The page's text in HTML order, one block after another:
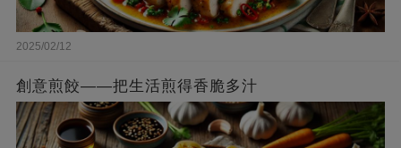
2025/02/12
創意煎餃——把生活煎得香脆多汁